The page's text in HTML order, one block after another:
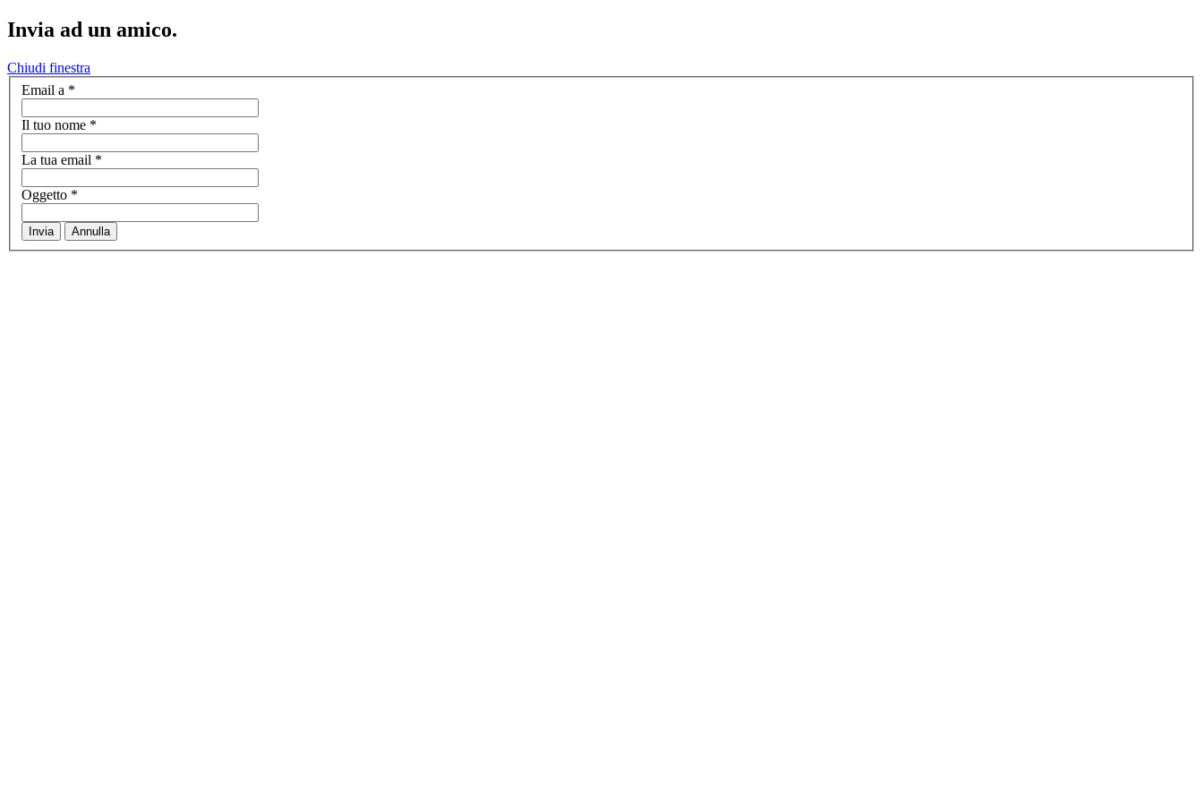
Invia ad un amico.
Chiudi finestra
Email a *
Il tuo nome *
La tua email *
Oggetto *
Invia Annulla